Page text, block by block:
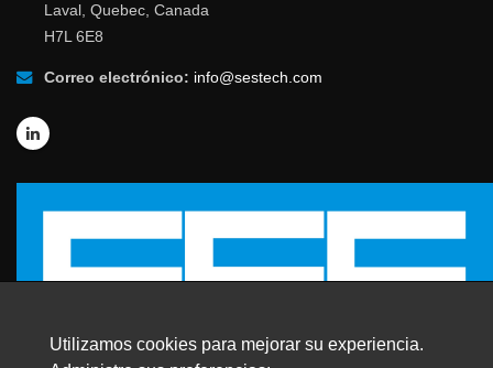
Laval, Quebec, Canada
H7L 6E8
Correo electrónico: info@sestech.com
Utilizamos cookies para mejorar su experiencia.